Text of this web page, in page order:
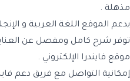
مذهلة .
يدعم الموقع اللغة العربية و
توفر شرح كامل ومفصل عن
موقع فايندرا الإلكتروني .
إمكانية التواصل مع فريق دعم